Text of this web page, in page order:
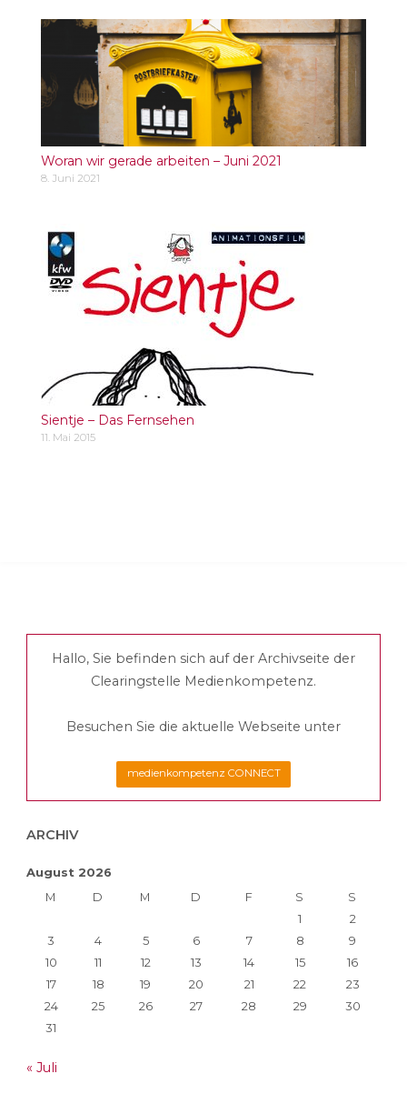
Woran wir gerade arbeiten – Juni 2021
8. Juni 2021
Sientje – Das Fernsehen
11. Mai 2015
Hallo, Sie befinden sich auf der Archivseite der
Clearingstelle Medienkompetenz.
Besuchen Sie die aktuelle Webseite unter
medienkompetenz CONNECT
ARCHIV
August 2026
M
D M D F S
S
1
2
3
4 5 6 7 8
9
10
11 12 13 14 15
16
17
18 19 20 21 22
23
24
25 26 27 28 29
30
31
« Juli